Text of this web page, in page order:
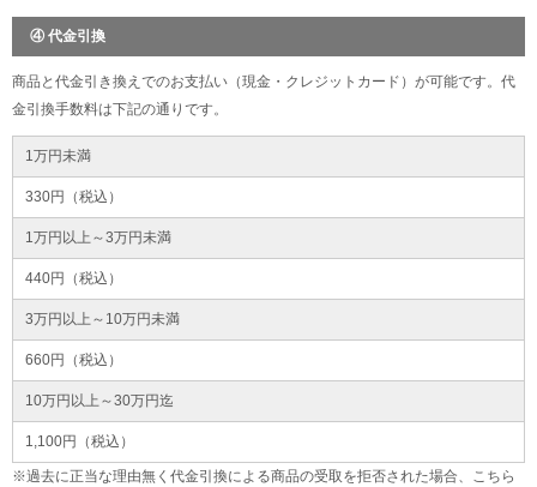
④ 代金引換
商品と代金引き換えでのお支払い（現金・クレジットカード）が可能です。代
金引換手数料は下記の通りです。
1万円未満
330円（税込）
1万円以上～3万円未満
440円（税込）
3万円以上～10万円未満
660円（税込）
10万円以上～30万円迄
1,100円（税込）
※過去に正当な理由無く代金引換による商品の受取を拒否された場合、こちら